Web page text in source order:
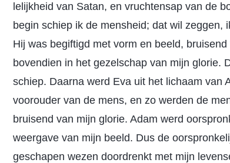
lelijkheid van Satan, en vruchtensap van de
begin schiep ik de mensheid; dat wil zeggen,
Hij was begiftigd met vorm en beeld,
bovendien in het gezelschap van mijn glorie.
schiep. Daarna werd Eva uit het lichaam van
voorouder van de mens, en zo werden de
bruisend van mijn glorie. Adam werd
weergave van mijn beeld. Dus de
geschapen wezen doordrenkt met mijn